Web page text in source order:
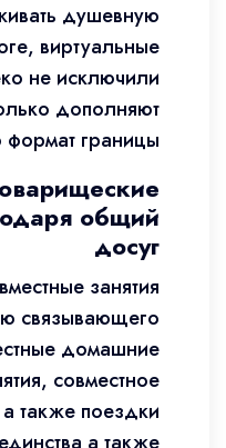
душевную
виртуальные
не исключили
дополняют
формат границы.
общий
досуг
занятия
связывающего
домашние
совместное
также поездки